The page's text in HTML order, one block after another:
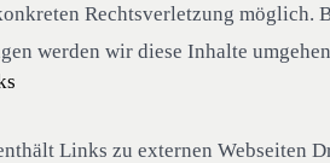
Rechtsverletzung möglich.
werden wir diese Inhalte
Links zu externen Webseiten